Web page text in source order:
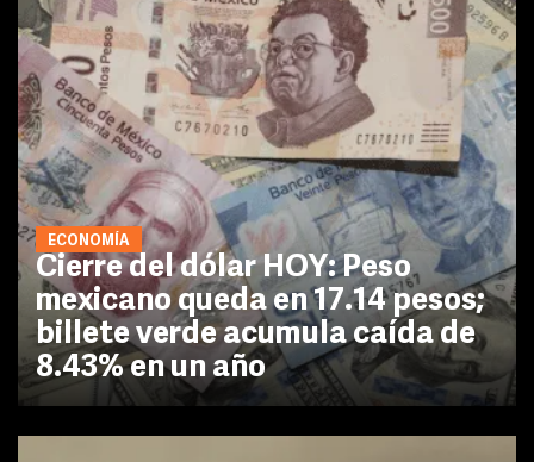
ECONOMÍA
Cierre del dólar HOY: Peso
mexicano queda en 17.14 pesos;
billete verde acumula caída de
8.43% en un año